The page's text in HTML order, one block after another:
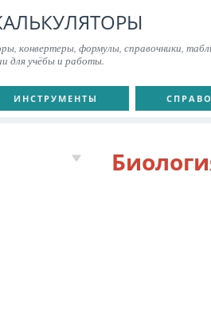
конвертеры, формулы, справочники,
для учёбы и работы.
ИНСТРУМЕНТЫ